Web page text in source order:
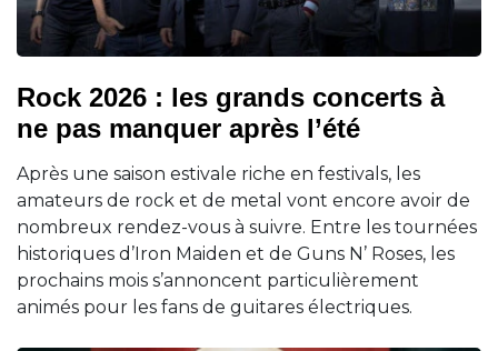
Rock 2026 : les grands concerts à
ne pas manquer après l’été
Après une saison estivale riche en festivals, les
amateurs de rock et de metal vont encore avoir de
nombreux rendez-vous à suivre. Entre les tournées
historiques d’Iron Maiden et de Guns N’ Roses, les
prochains mois s’annoncent particulièrement
animés pour les fans de guitares électriques.